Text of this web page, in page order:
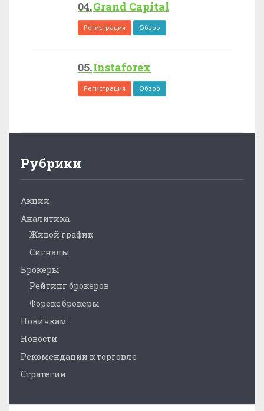
Grand Capital
Регистрация Обзор
Instaforex
Регистрация Обзор
Рубрики
Акции
Аналитика
Живой график
Сигналы
Брокеры
Рейтинг брокеров
Форекс брокеры
Новичкам
Новости
Рекомендации к торговле
Стратегии